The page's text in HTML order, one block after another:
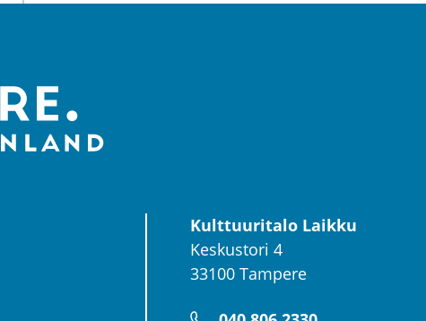
Kulttuuritalo Laikku
Keskustori 4
33100 Tampere